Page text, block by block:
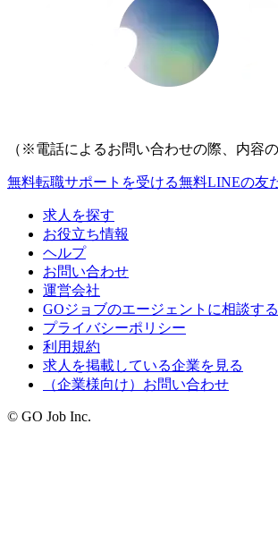
（※電話によるお問い合わせの際、内容
無料転職サポートを受ける無料LINEの友
求人を探す
お役立ち情報
ヘルプ
お問い合わせ
運営会社
GOジョブのエージェントに相談する
プライバシーポリシー
利用規約
求人を掲載している企業を見る
（企業様向け）お問い合わせ
© GO Job Inc.